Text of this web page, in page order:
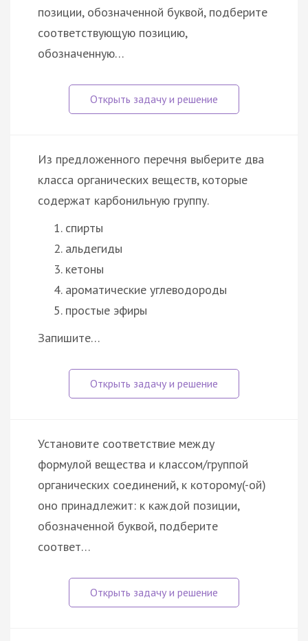
позиции, обозначенной буквой, подберите
соответствующую позицию,
обозначенную…
Из предложенного перечня выберите два
класса органических веществ, которые
содержат карбонильную группу.
спирты
альдегиды
кетоны
ароматические углеводороды
простые эфиры
Запишите…
Установите соответствие между
формулой вещества и классом/группой
органических соединений, к которому(-ой)
оно принадлежит: к каждой позиции,
обозначенной буквой, подберите
соответ…